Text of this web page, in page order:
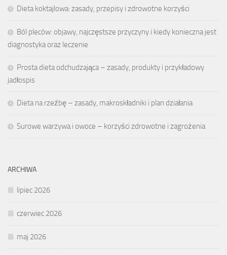
Dieta koktajlowa: zasady, przepisy i zdrowotne korzyści
Ból pleców: objawy, najczęstsze przyczyny i kiedy konieczna jest
diagnostyka oraz leczenie
Prosta dieta odchudzająca – zasady, produkty i przykładowy
jadłospis
Dieta na rzeźbę – zasady, makroskładniki i plan działania
Surowe warzywa i owoce – korzyści zdrowotne i zagrożenia
ARCHIWA
lipiec 2026
czerwiec 2026
maj 2026